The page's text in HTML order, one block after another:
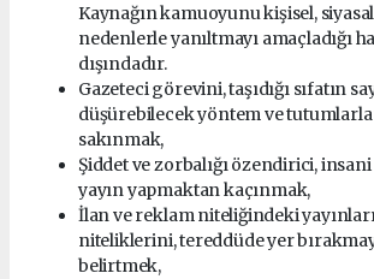
Kaynağın kamuoyunu kişisel,
nedenlerle yanıltmayı amaçladığı
dışındadır.
Gazeteci görevini, taşıdığı sıfatın
düşürebilecek yöntem ve
sakınmak,
Şiddet ve zorbalığı özendirici,
yayın yapmaktan kaçınmak,
İlan ve reklam niteliğindeki
niteliklerini, tereddüde yer
belirtmek,